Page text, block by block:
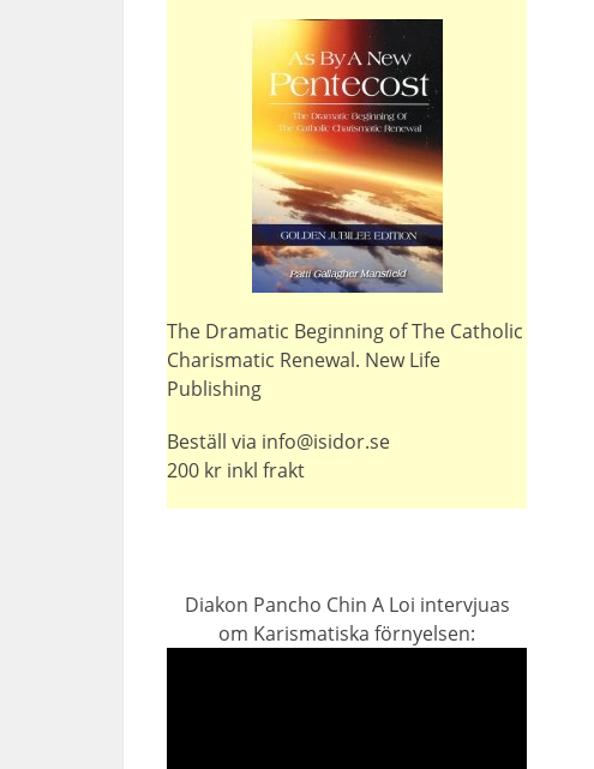
The Dramatic Beginning of The Catholic
Charismatic Renewal. New Life
Publishing
Beställ via info@isidor.se
200 kr inkl frakt
Diakon Pancho Chin A Loi intervjuas
om Karismatiska förnyelsen: